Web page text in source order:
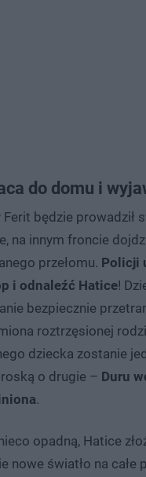
do domu i
będzie prowadził
na innym froncie
przełomu. Policji
i odnaleźć Hatice!
bezpiecznie
roztrzęsionej
dziecka zostanie
o drugie – Duru
.
opadną, Hatice
nowe światło na całe